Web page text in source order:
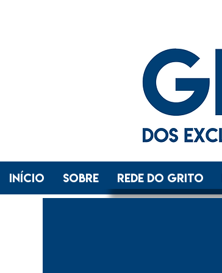
INÍCIO SOBRE REDE DO GRITO